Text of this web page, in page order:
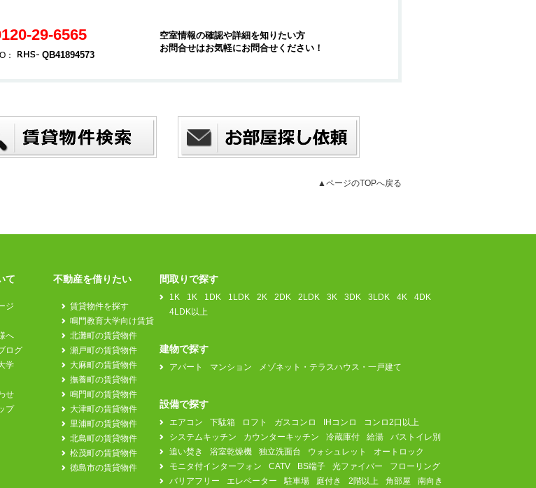
29-6565
： QB41894573
空室情報の確認や詳細を知りたい方
お問合せはお気軽にお問合せください！
▲ページのTOPへ戻る
て
ジ
へ
ログ
学
せ
プ
不動産を借りたい
賃貸物件を探す
鳴門教育大学向け賃貸
北灘町の賃貸物件
瀬戸町の賃貸物件
大麻町の賃貸物件
撫養町の賃貸物件
鳴門町の賃貸物件
大津町の賃貸物件
里浦町の賃貸物件
北島町の賃貸物件
松茂町の賃貸物件
徳島市の賃貸物件
間取りで探す
1K 1K 1DK 1LDK 2K 2DK 2LDK 3K 3DK 3LDK 4K
4DK
4LDK以上
建物で探す
アパート マンション メゾネット・テラスハウス・一戸建て
設備で探す
エアコン 下駄箱 ロフト ガスコンロ IHコンロ
コンロ2口以上
システムキッチン
カウンターキッチン 冷蔵庫付 給湯
バストイレ別
追い焚き
浴室乾燥機 独立洗面台 ウォシュレット
オートロック
モニタ付インターフォン
CATV BS端子 光ファイバー
フローリング
バリアフリー
エレベーター 駐車場 庭付き 2階以上 角部屋 南向き